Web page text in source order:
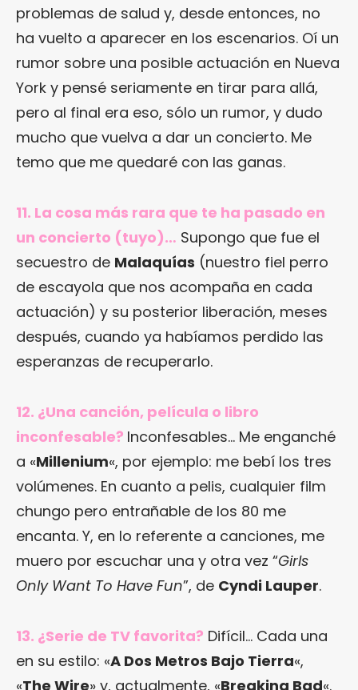
problemas de salud y, desde entonces, no
ha vuelto a aparecer en los escenarios. Oí un
rumor sobre una posible actuación en Nueva
York y pensé seriamente en tirar para allá,
pero al final era eso, sólo un rumor, y dudo
mucho que vuelva a dar un concierto. Me
temo que me quedaré con las ganas.
11. La cosa más rara que te ha pasado en
un concierto (tuyo)… Supongo que fue el
secuestro de Malaquías (nuestro fiel perro
de escayola que nos acompaña en cada
actuación) y su posterior liberación, meses
después, cuando ya habíamos perdido las
esperanzas de recuperarlo.
12. ¿Una canción, película o libro
inconfesable? Inconfesables… Me enganché
a «Millenium«, por ejemplo: me bebí los tres
volúmenes. En cuanto a pelis, cualquier film
chungo pero entrañable de los 80 me
encanta. Y, en lo referente a canciones, me
muero por escuchar una y otra vez “Girls
Only Want To Have Fun”, de Cyndi Lauper.
13. ¿Serie de TV favorita? Difícil… Cada una
en su estilo: «A Dos Metros Bajo Tierra«,
«The Wire» y, actualmente, «Breaking Bad«.